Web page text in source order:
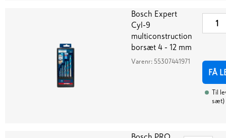
Bosch Expert
Cyl-9
multiconstruction
borsæt 4 - 12 mm
Varenr: 55307441971
FÅ
Til
sæt)